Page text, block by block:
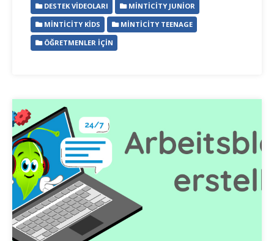
DESTEK VIDEOLARI
MINTICITY JUNIOR
MINTICITY KIDS
MINTICITY TEENAGE
ÖĞRETMENLER İÇIN